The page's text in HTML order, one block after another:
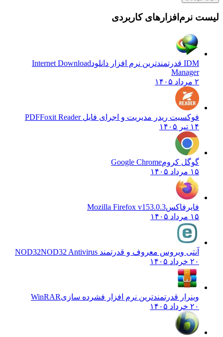
لیست نرم‌افزارهای کاربردی
IDM قدرتمندترین نرم افزار دانلود
Internet Download
Manager
۲ مرداد ۱۴۰۵
فوکسیت ریدر مدیریت و اجرای فایل PDFFoxit Reader
۱۴ تیر ۱۴۰۵
گوگل کرومGoogle Chrome
۱۵ مرداد ۱۴۰۵
فایرفاکسMozilla Firefox v153.0.3
۱۵ مرداد ۱۴۰۵
آنتی ویروس معروف و قدرتمند NOD32 NOD32 Antivirus
۲۰ خرداد ۱۴۰۵
وینرار قدرتمندترین نرم افزار فشرده سازیWinRAR
۲۰ خرداد ۱۴۰۵